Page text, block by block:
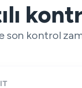
son kontrol